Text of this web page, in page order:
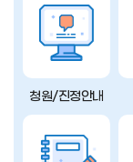
청원/진정안내